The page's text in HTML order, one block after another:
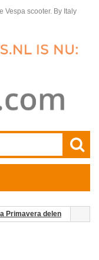
Vespa scooter. By Italy
Primavera delen